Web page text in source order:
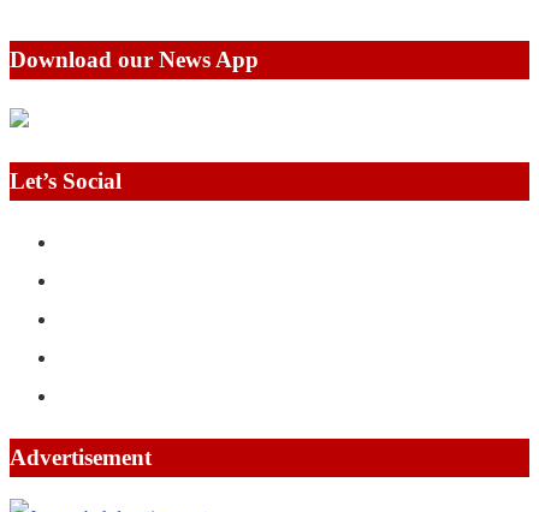
Download our News App
Let’s Social
Advertisement